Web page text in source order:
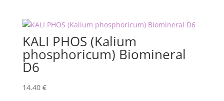
KALI PHOS (Kalium
phosphoricum) Biomineral
D6
14.40 €